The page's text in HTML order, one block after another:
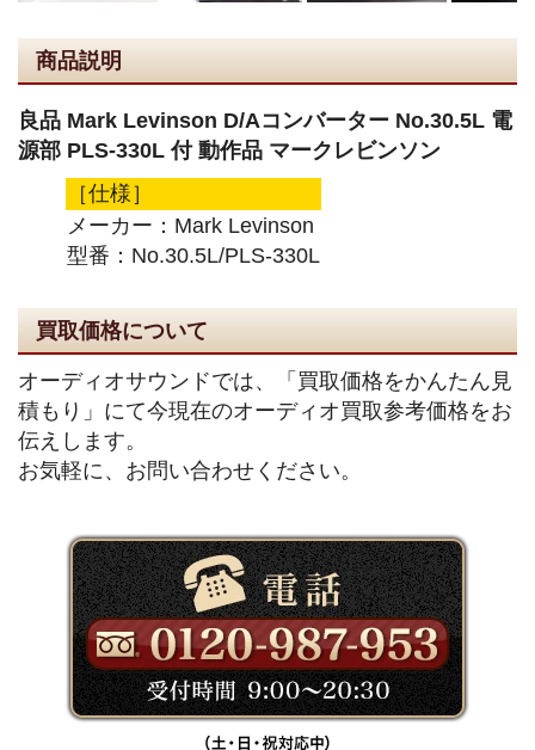
商品説明
良品 Mark Levinson D/Aコンバーター No.30.5L 電
源部 PLS-330L 付 動作品 マークレビンソン
［仕様］
メーカー：Mark Levinson
型番：No.30.5L/PLS-330L
買取価格について
オーディオサウンドでは、「買取価格をかんたん見
積もり」にて今現在のオーディオ買取参考価格をお
伝えします。
お気軽に、お問い合わせください。